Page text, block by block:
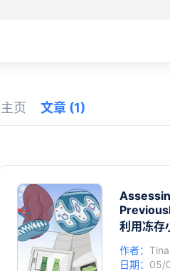
页 文章 (1)
利用冻存
作者：
日期： 05/